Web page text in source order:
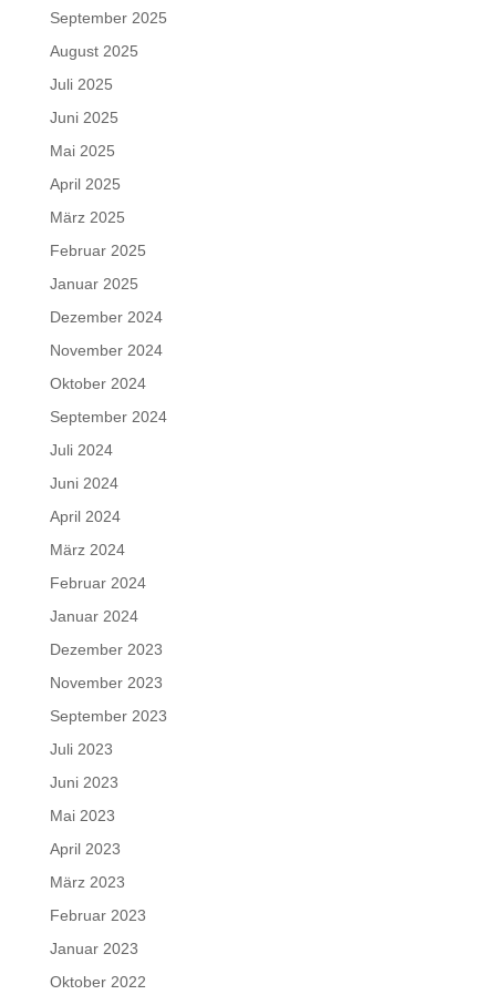
September 2025
August 2025
Juli 2025
Juni 2025
Mai 2025
April 2025
März 2025
Februar 2025
Januar 2025
Dezember 2024
November 2024
Oktober 2024
September 2024
Juli 2024
Juni 2024
April 2024
März 2024
Februar 2024
Januar 2024
Dezember 2023
November 2023
September 2023
Juli 2023
Juni 2023
Mai 2023
April 2023
März 2023
Februar 2023
Januar 2023
Oktober 2022